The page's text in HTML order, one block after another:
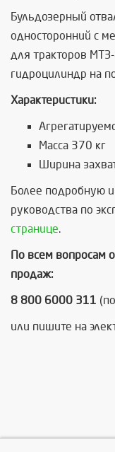
Бульдозерный
односторонний с
для тракторов
гидроцилиндр на
Характеристики:
Масса 370 кг
Ширина
Более подробную
руководства по
странице.
По всем вопросам
продаж:
8 800 6000 311
или пишите на